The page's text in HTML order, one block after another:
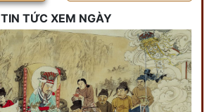
TIN TỨC XEM NGÀY